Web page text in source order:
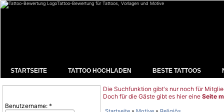
Tattoo-Bewertung für Tattoos, Vorlagen und Motive
STARTSEITE TATTOO HOCHLADEN BESTE TATTOOS
Benutzername: *
Die Suchfunktion gibt's nur noch für
Doch für die Gäste gibt es hier eine Seite